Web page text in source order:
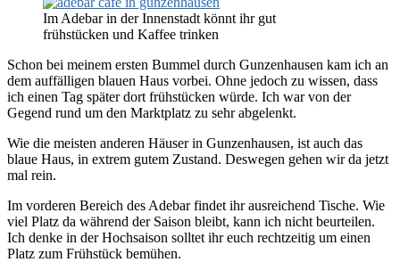
Im Adebar in der Innenstadt könnt ihr gut
frühstücken und Kaffee trinken
Schon bei meinem ersten Bummel durch Gunzenhausen kam ich an
dem auffälligen blauen Haus vorbei. Ohne jedoch zu wissen, dass
ich einen Tag später dort frühstücken würde. Ich war von der
Gegend rund um den Marktplatz zu sehr abgelenkt.
Wie die meisten anderen Häuser in Gunzenhausen, ist auch das
blaue Haus, in extrem gutem Zustand. Deswegen gehen wir da jetzt
mal rein.
Im vorderen Bereich des Adebar findet ihr ausreichend Tische. Wie
viel Platz da während der Saison bleibt, kann ich nicht beurteilen.
Ich denke in der Hochsaison solltet ihr euch rechtzeitig um einen
Platz zum Frühstück bemühen.